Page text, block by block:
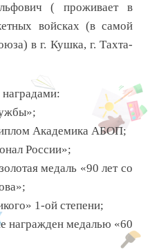
( проживает в
войсках (в самой
в г. Кушка, г. Тахта-
Академика АБОП;
России»;
медаль «90 лет со
1-ой степени;
награжден медалью «60